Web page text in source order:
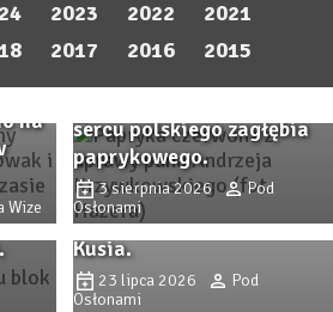
2023 2022
2021
2017 2016
2015
na
Wize
Przystanek PAPRYKA 2026.
sercu polskiego zagłębia
paprykowego.
3 sierpnia 2026
Pod
Osłonami
Jak walczę z ToBRFV w
uprawie pomidorów?
Doświadczenia z
gospodarstwa pana Jacka
Kusia.
23 lipca 2026
Pod
Osłonami